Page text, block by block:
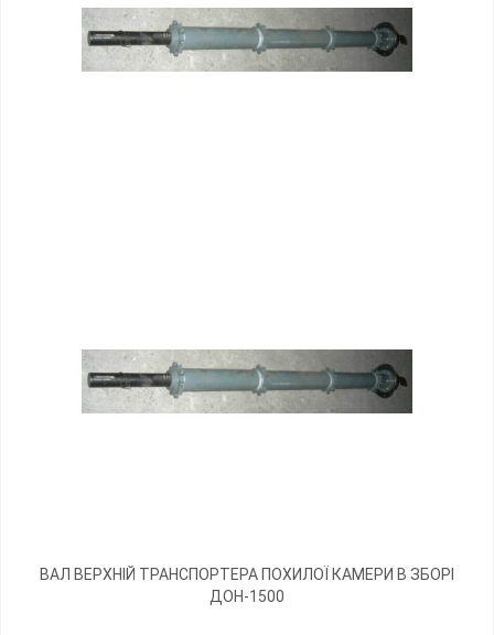
ВАЛ ВЕРХНІЙ ТРАНСПОРТЕРА ПОХИЛОЇ КАМЕРИ В ЗБОРІ
ДОН-1500